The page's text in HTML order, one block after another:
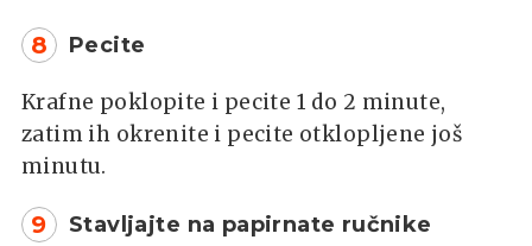
8 Pecite
Krafne poklopite i pecite 1 do 2 minute,
zatim ih okrenite i pecite otklopljene još
minutu.
9 Stavljajte na papirnate ručnike